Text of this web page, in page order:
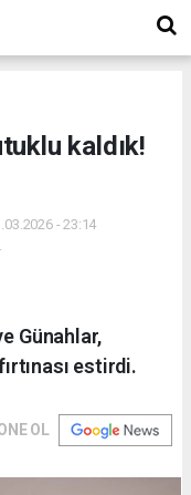
kaldık!
- 23:14
Günahlar,
estirdi.
OL